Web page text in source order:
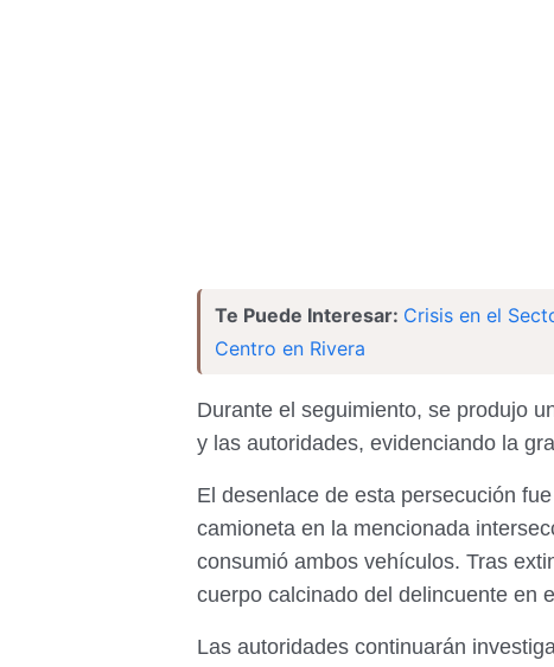
Te Puede Interesar: Crisis en el
Centro en Rivera
Durante el seguimiento, se produjo
y las autoridades, evidenciando la
El desenlace de esta persecución
camioneta en la mencionada
consumió ambos vehículos. Tras
cuerpo calcinado del delincuente en
Las autoridades continuarán